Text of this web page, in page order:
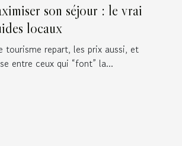
son séjour : le vrai
locaux
tourisme repart, les prix aussi, et
entre ceux qui “font” la...